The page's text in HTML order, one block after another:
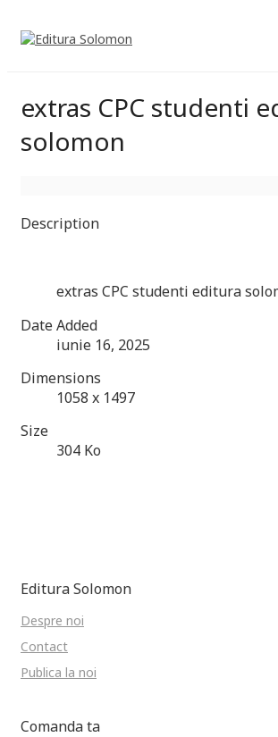
extras CPC studenti
solomon
Description
extras CPC studenti editura
Date Added
iunie 16, 2025
Dimensions
1058 x 1497
Size
304 Ko
Editura Solomon
Despre noi
Contact
Publica la noi
Comanda ta